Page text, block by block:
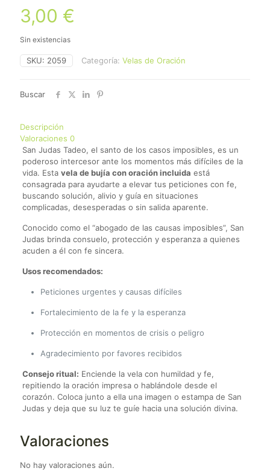
3,00 €
Sin existencias
SKU: 2059 Categoría: Velas de Oración
Buscar
Descripción
Valoraciones 0
San Judas Tadeo, el santo de los casos imposibles, es un
poderoso intercesor ante los momentos más difíciles de la
vida. Esta vela de bujía con oración incluida está
consagrada para ayudarte a elevar tus peticiones con fe,
buscando solución, alivio y guía en situaciones
complicadas, desesperadas o sin salida aparente.
Conocido como el “abogado de las causas imposibles”, San
Judas brinda consuelo, protección y esperanza a quienes
acuden a él con fe sincera.
Usos recomendados:
Peticiones urgentes y causas difíciles
Fortalecimiento de la fe y la esperanza
Protección en momentos de crisis o peligro
Agradecimiento por favores recibidos
Consejo ritual: Enciende la vela con humildad y fe,
repitiendo la oración impresa o hablándole desde el
corazón. Coloca junto a ella una imagen o estampa de San
Judas y deja que su luz te guíe hacia una solución divina.
Valoraciones
No hay valoraciones aún.